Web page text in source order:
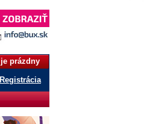
je prázdny
Registrácia